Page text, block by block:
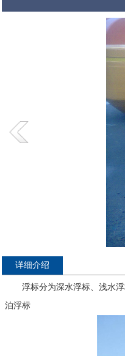
详细介绍
浮标分为深水浮标、浅水
泊浮标